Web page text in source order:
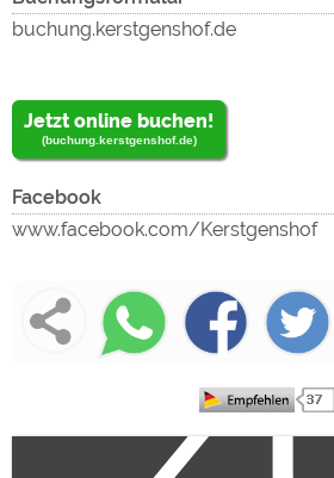
buchung.kerstgenshof.de
Jetzt online buchen!
(buchung.kerstgenshof.de)
Facebook
www.facebook.com/Kerstgenshof